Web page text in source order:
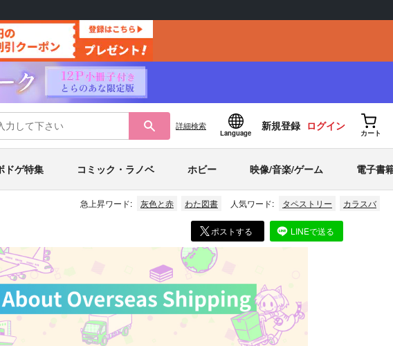
詳細検索
Language
新規登録 ログイン
カート
ドゲ特集 コミック・ラノベ ホビー 映像/音楽/ゲーム 電子書
急上昇ワード: 灰色と赤 わた図書 人気ワード: タペストリー カラスバ
ポストする LINEで送る